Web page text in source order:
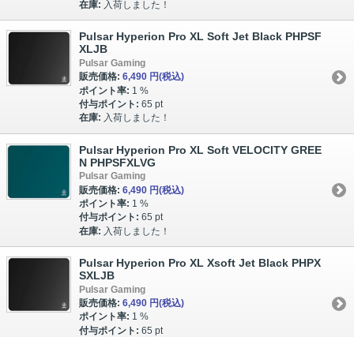
在庫: 入荷しました！
Pulsar Hyperion Pro XL Soft Jet Black PHPSF
XLJB
Pulsar Gaming
販売価格: 6,490 円(税込)
ポイント率: 1 %
付与ポイント: 65 pt
在庫: 入荷しました！
Pulsar Hyperion Pro XL Soft VELOCITY GREE
N PHPSFXLVG
Pulsar Gaming
販売価格: 6,490 円(税込)
ポイント率: 1 %
付与ポイント: 65 pt
在庫: 入荷しました！
Pulsar Hyperion Pro XL Xsoft Jet Black PHPX
SXLJB
Pulsar Gaming
販売価格: 6,490 円(税込)
ポイント率: 1 %
付与ポイント: 65 pt